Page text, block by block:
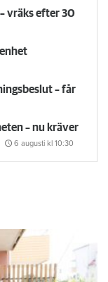
vräks efter 30
– får
– nu kräver
6 augusti kl 10:30